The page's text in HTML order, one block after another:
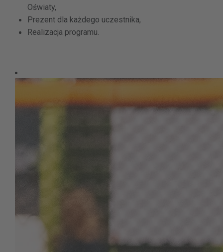
Oświaty,
Prezent dla każdego uczestnika,
Realizacja programu.